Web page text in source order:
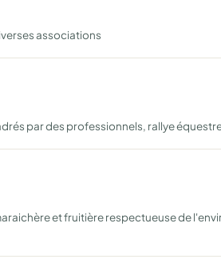
associations
par des professionnels, rallye
et fruitière respectueuse de